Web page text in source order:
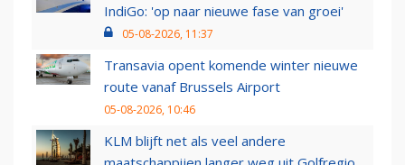
IndiGo: 'op naar nieuwe fase van groei'
05-08-2026, 11:37
Transavia opent komende winter nieuwe
route vanaf Brussels Airport
05-08-2026, 10:46
KLM blijft net als veel andere